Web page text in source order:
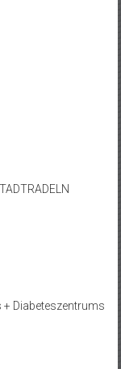
+ Diabeteszentrums